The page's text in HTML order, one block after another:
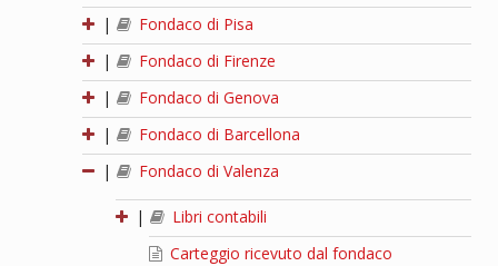
|
Fondaco di Pisa
|
Fondaco di Firenze
|
Fondaco di Genova
|
Fondaco di Barcellona
|
Fondaco di Valenza
|
Libri contabili
Carteggio ricevuto dal fondaco